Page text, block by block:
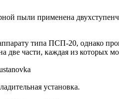
пыли применена
типа ПСП-20, однако
две части, каждая из которых
установка.